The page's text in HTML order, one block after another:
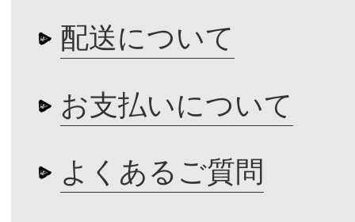
配送について
お支払いについて
よくあるご質問